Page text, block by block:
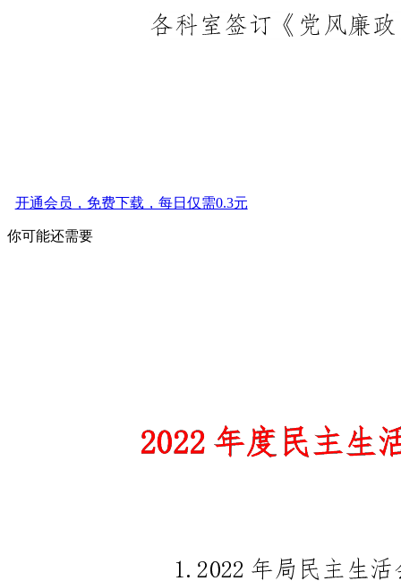
开通会员，免费下载，每日仅需0.3元
你可能还需要